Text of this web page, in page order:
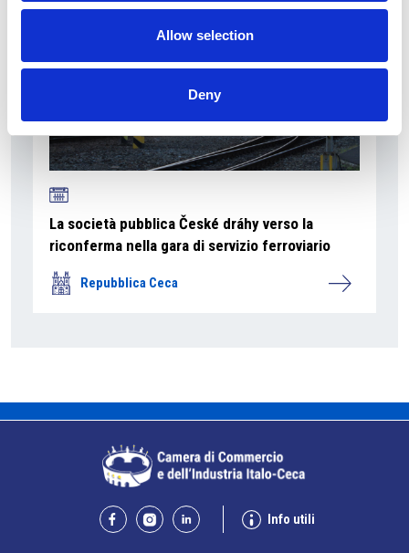
Allow selection
Deny
La società pubblica České dráhy verso la
riconferma nella gara di servizio ferroviario
Repubblica Ceca
Info utili